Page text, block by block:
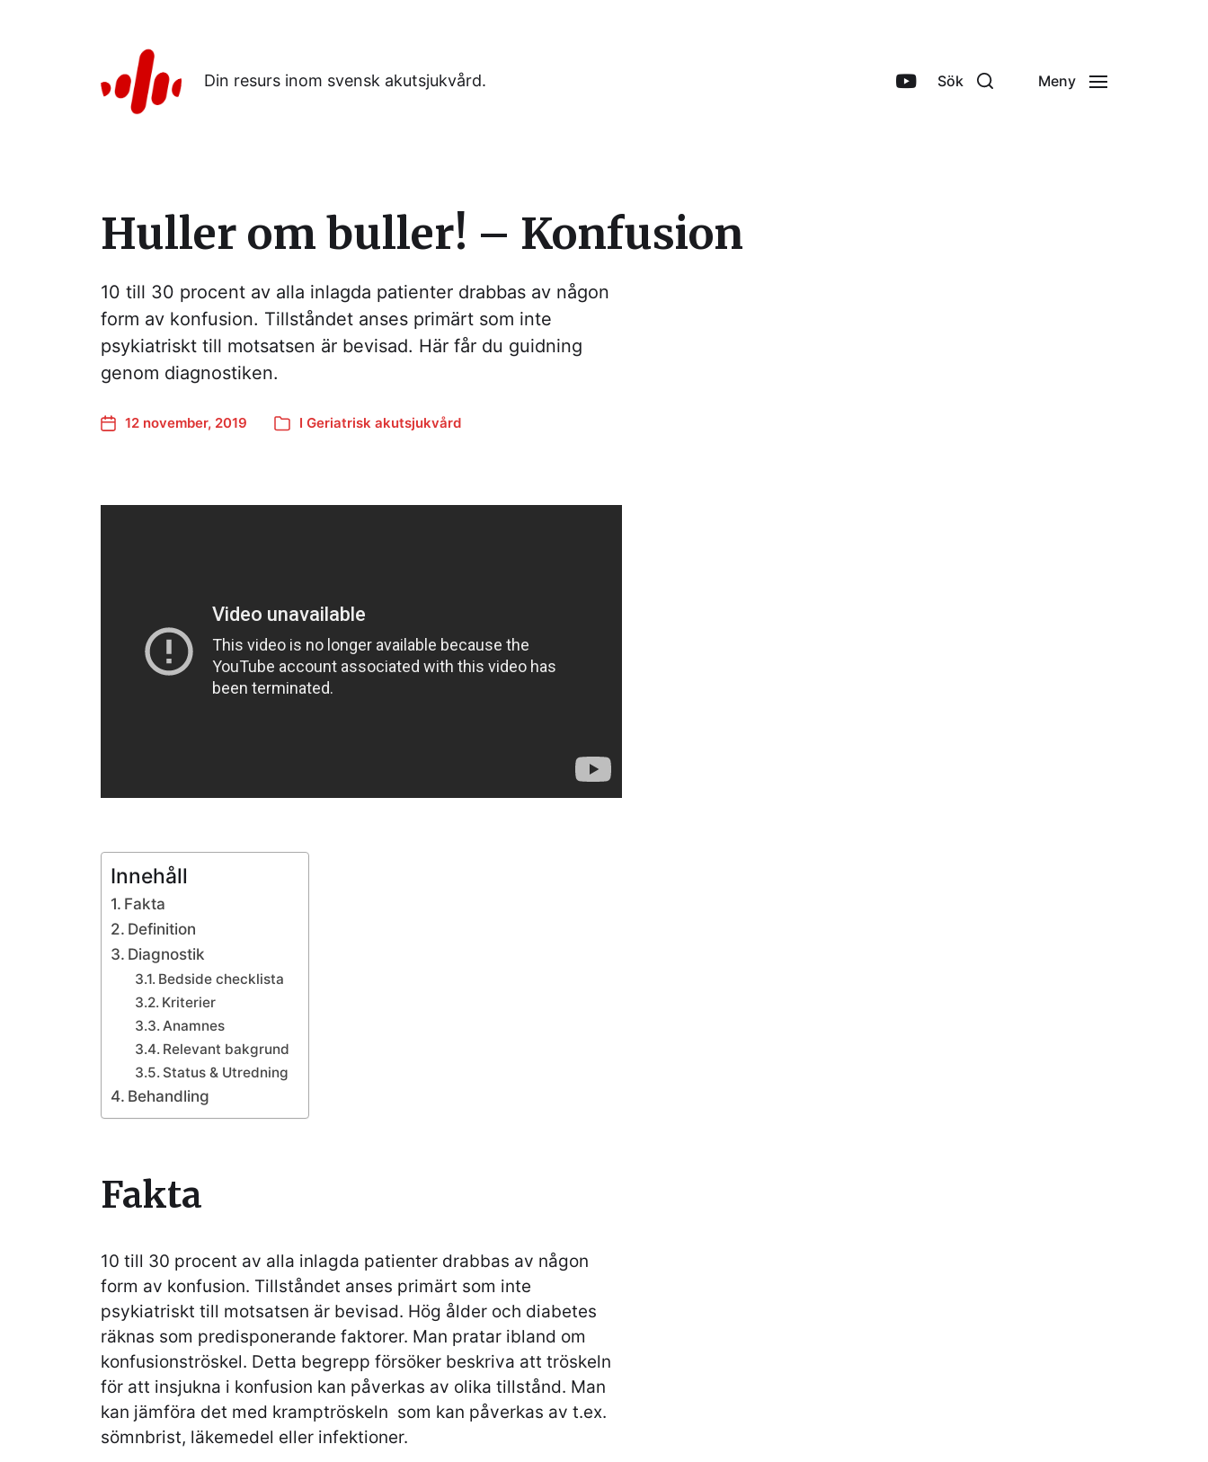
Din resurs inom svensk akutsjukvård. Sök Meny
Huller om buller! – Konfusion
10 till 30 procent av alla inlagda patienter drabbas av någon
form av konfusion. Tillståndet anses primärt som inte
psykiatriskt till motsatsen är bevisad. Här får du guidning
genom diagnostiken.
12 november, 2019 I Geriatrisk akutsjukvård
Innehåll
Fakta
Definition
Diagnostik
Bedside checklista
Kriterier
Anamnes
Relevant bakgrund
Status & Utredning
Behandling
Fakta
10 till 30 procent av alla inlagda patienter drabbas av någon
form av konfusion. Tillståndet anses primärt som inte
psykiatriskt till motsatsen är bevisad. Hög ålder och diabetes
räknas som predisponerande faktorer. Man pratar ibland om
konfusionströskel. Detta begrepp försöker beskriva att tröskeln
för att insjukna i konfusion kan påverkas av olika tillstånd. Man
kan jämföra det med kramptröskeln som kan påverkas av t.ex.
sömnbrist, läkemedel eller infektioner.